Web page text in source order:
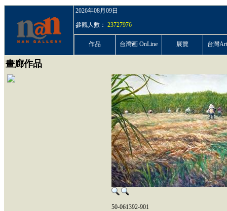
2026年08月09日
參觀人數： 23727976
作品 台灣画 OnLine 展覽 台灣
畫廊作品
50-061392-901